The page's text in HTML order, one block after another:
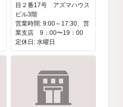
目２番17号 アズマハウス
ビル3階
営業時間: 9:00～17:30、営
業支店 9：00〜19：00
定休日: 水曜日